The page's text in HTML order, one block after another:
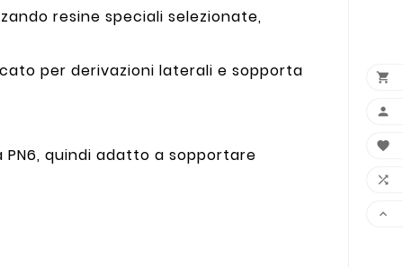
resine speciali selezionate,
per derivazioni laterali e sopporta
quindi adatto a sopportare




